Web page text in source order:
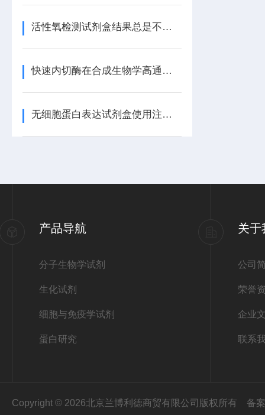
活性氧检测试剂盒结果总是不理想？效率问题排查
快速内切酶在合成生物学高通量构建中的优势
无细胞蛋白表达试剂盒使用注意事项
产品导航
分子生物学试剂
生化试剂
细胞与免疫学试剂
蛋白研究
关于
公司
荣誉
企业
联系
Copyright © 2026北京兰博利德商贸有限公司版权所有 备